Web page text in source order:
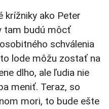
krížniky ako Peter
tam budú môcť
schválenia
lode môžu zostať na
dlho, ale ľudia nie
meniť. Teraz, so
mori, to bude ešte